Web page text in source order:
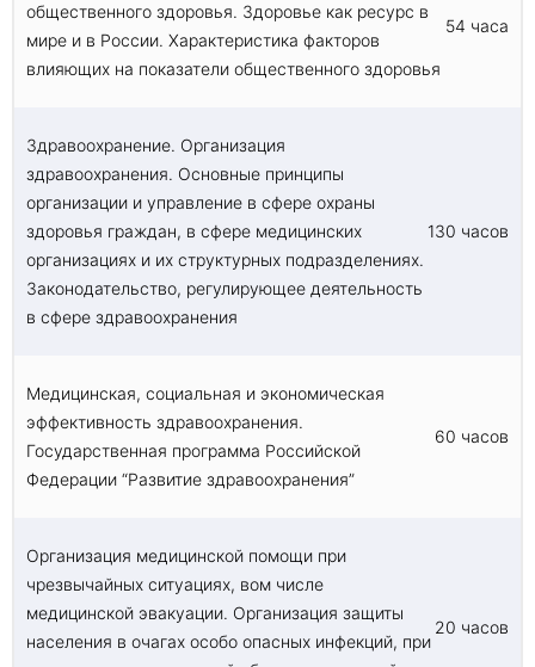
общественного здоровья. Здоровье как ресурс в
мире и в России. Характеристика факторов
влияющих на показатели общественного здоровья
54 часа
Здравоохранение. Организация
здравоохранения. Основные принципы
организации и управление в сфере охраны
здоровья граждан, в сфере медицинских
организациях и их структурных подразделениях.
Законодательство, регулирующее деятельность
в сфере здравоохранения
130 часов
Медицинская, социальная и экономическая
эффективность здравоохранения.
Государственная программа Российской
Федерации “Развитие здравоохранения”
60 часов
Организация медицинской помощи при
чрезвычайных ситуациях, вом числе
медицинской эвакуации. Организация защиты
населения в очагах особо опасных инфекций, при
20 часов